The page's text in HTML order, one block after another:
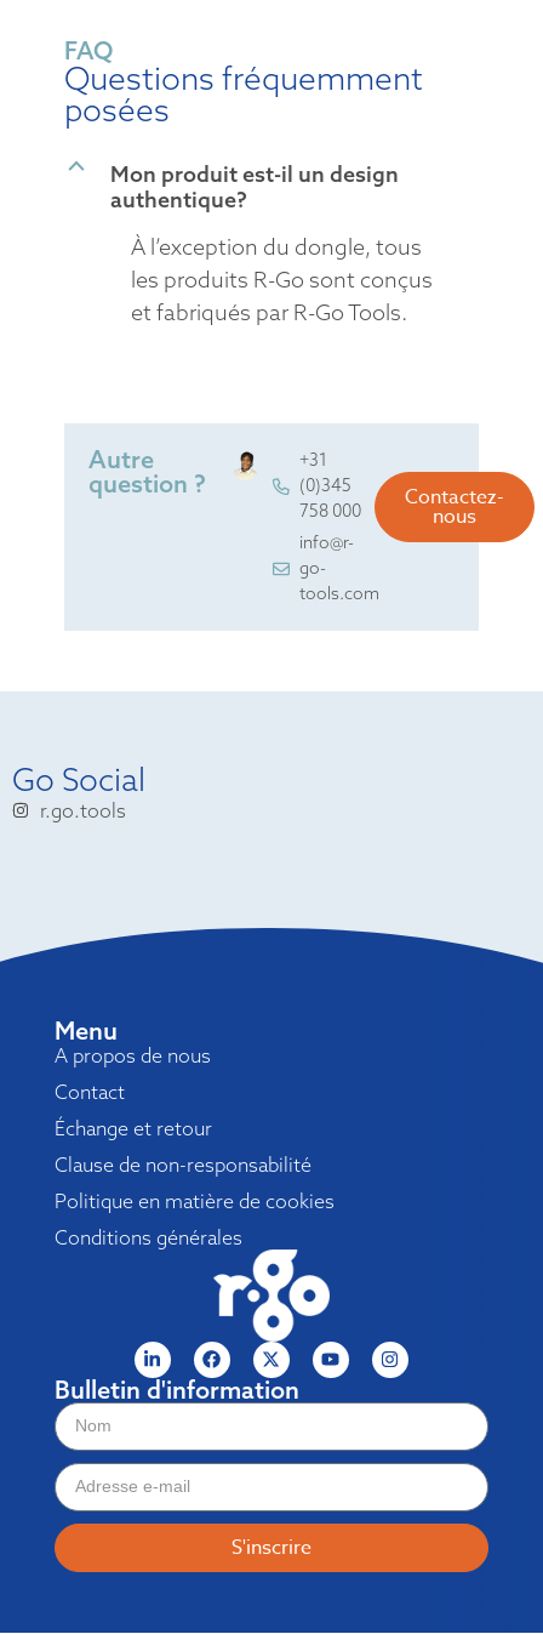
FAQ
Questions fréquemment
posées
B
Mon produit est-il un design
authentique?
À l’exception du dongle, tous
les produits R-Go sont conçus
et fabriqués par R-Go Tools.
Autre
question ?
+31
(0)345
758 000
info@r-
go-
tools.com
Contactez-
nous
Go Social
r.go.tools
Menu
A propos de nous
Contact
Échange et retour
Clause de non-responsabilité
Politique en matière de cookies
Conditions générales
Bulletin d'information
S'inscrire